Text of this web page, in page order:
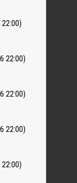
22:00)
22:00)
22:00)
22:00)
22:00)